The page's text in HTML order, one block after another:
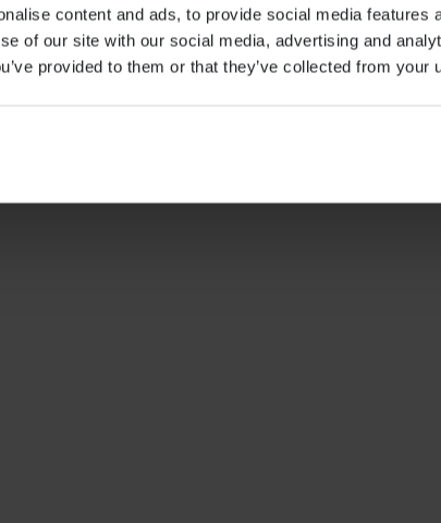
content and ads, to provide social media features
of our site with our social media, advertising and
provided to them or that they’ve collected from your